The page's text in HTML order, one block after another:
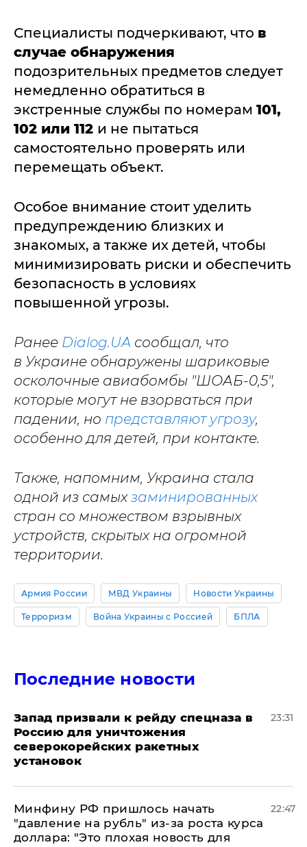
Специалисты подчеркивают, что в
случае обнаружения
подозрительных предметов следует
немедленно обратиться в
экстренные службы по номерам 101,
102 или 112 и не пытаться
самостоятельно проверять или
перемещать объект.
Особое внимание стоит уделить
предупреждению близких и
знакомых, а также их детей, чтобы
минимизировать риски и обеспечить
безопасность в условиях
повышенной угрозы.
Ранее Dialog.UA сообщал, что
в Украине обнаружены шариковые
осколочные авиабомбы "ШОАБ-0,5",
которые могут не взорваться при
падении, но представляют угрозу,
особенно для детей, при контакте.
Также, напомним, Украина стала
одной из самыхзаминированных
стран со множеством взрывных
устройств, скрытых на огромной
территории.
Армия России МВД Украины Новости Украины
Терроризм Война Украины с Россией БПЛА
Последние новости
Запад призвали к рейду спецназа в
Россию для уничтожения
северокорейских ракетных
установок
23:31
Минфину РФ пришлось начать
"давление на рубль" из-за роста курса
доллара: "Это плохая новость для
22:47